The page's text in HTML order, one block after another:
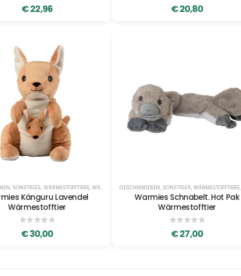
out of 5
€22,96 out of 5
€20,80
, SONSTIGES, WÄRMESTOFFTIERE, WÄRMESTOFFTIERE
Känguru Lavendel
Wärmestofftier
out of 5
€30,00
GESCHENKIDEEN, SONSTIGES, WÄRMESTOFFTIERE,
Warmies Schnabelt. Hot Pak
Wärmestofftier
€27,00